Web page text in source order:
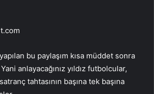
bu paylaşım kısa müddet sonra
anlayacağınız yıldız futbolcular,
tahtasının başına tek başına